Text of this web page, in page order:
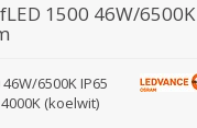
1500 46W/6500K
6500K IP65
(koelwit)